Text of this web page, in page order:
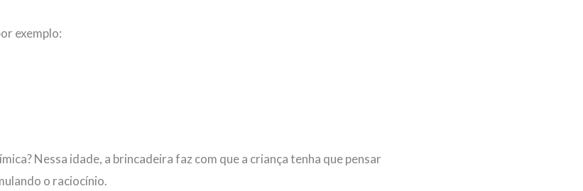
exemplo:
Nessa idade, a brincadeira faz com que a criança tenha que pensar
o raciocínio.